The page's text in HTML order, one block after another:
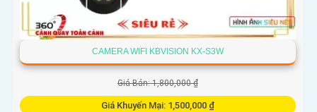
CAMERA WIFI KBVISION KX-S3W
Giá Bán: 1,800,000 ₫
Giá Khuyến Mại: 1,500,000 ₫